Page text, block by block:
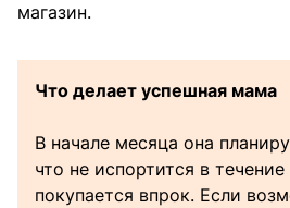
магазин.
Что делает успешная мама
В начале месяца она
что не испортится в
покупается впрок. Если